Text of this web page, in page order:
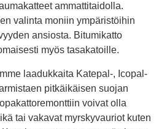
ammattitaidolla.
valinta moniin ympäristöihin
ansiosta. Bitumikatto
myös tasakatoille.
laadukkaita Katepal-, Icopal-
pitkäikäisen suojan
voivat olla
tai vakavat myrskyvauriot kuten